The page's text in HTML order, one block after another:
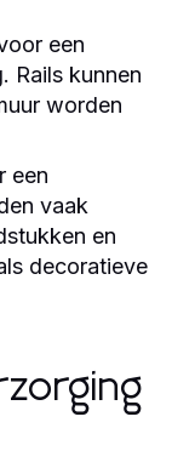
een
Rails kunnen
worden
een
vaak
en
decoratieve